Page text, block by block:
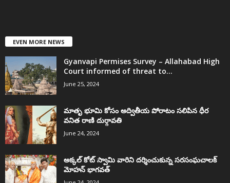
EVEN MORE NEWS
Gyanvapi Permises Survey – Allahabad High
Court informed of threat to...
June 25, 2024
మాతృ భూమి కోసం అద్వితీయ పోరాటం సలిపిన ధీర
వనిత రాణి దుర్గావతి
June 24, 2024
అక్కల్‌ కోట్‌ స్వామి వారిని దర్శించుకున్న సరసంఘచాలక్
మోహన్ భాగవత్